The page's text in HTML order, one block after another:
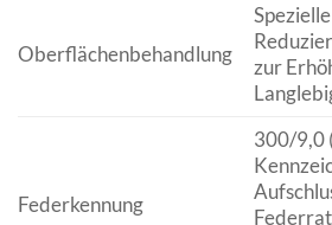
Oberflächenbehandlung
zur
Federkennung
300/9,0